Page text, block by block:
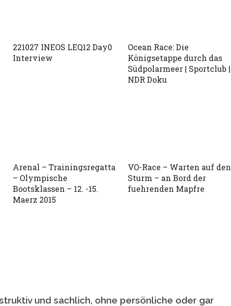
221027 INEOS LEQ12 Day0
Interview
Ocean Race: Die
Königsetappe durch das
Südpolarmeer | Sportclub |
NDR Doku
Arenal – Trainingsregatta
– Olympische
Bootsklassen – 12. -15.
Maerz 2015
VO-Race – Warten auf den
Sturm – an Bord der
fuehrenden Mapfre
und sachlich, ohne persönliche oder gar